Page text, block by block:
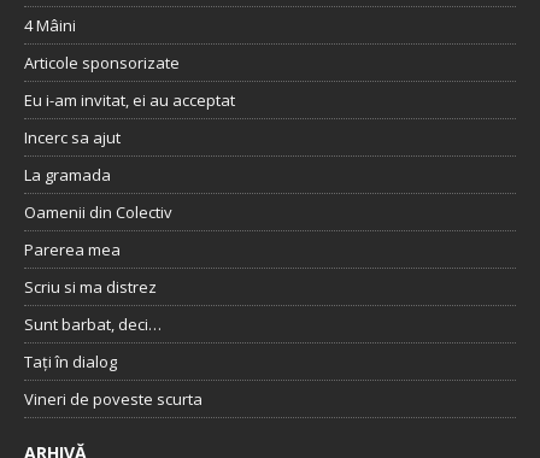
4 Mâini
Articole sponsorizate
Eu i-am invitat, ei au acceptat
Incerc sa ajut
La gramada
Oamenii din Colectiv
Parerea mea
Scriu si ma distrez
Sunt barbat, deci…
Tați în dialog
Vineri de poveste scurta
ARHIVĂ